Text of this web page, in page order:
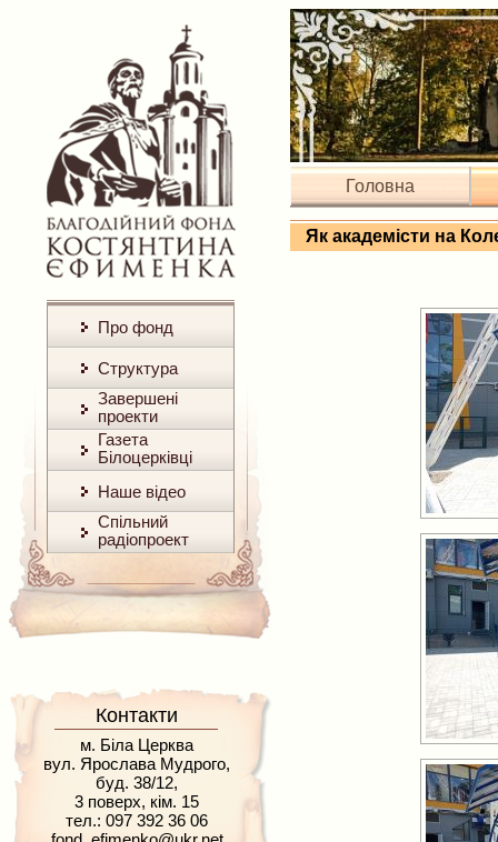
Головна
Про фонд
Структура
Завершені
проекти
Газета
Білоцерківці
Наше відео
Спільний
радіопроект
Контакти
м. Біла Церква
вул. Ярослава Мудрого,
буд. 38/12,
3 поверх, кім. 15
тел.: 097 392 36 06
Як академісти на